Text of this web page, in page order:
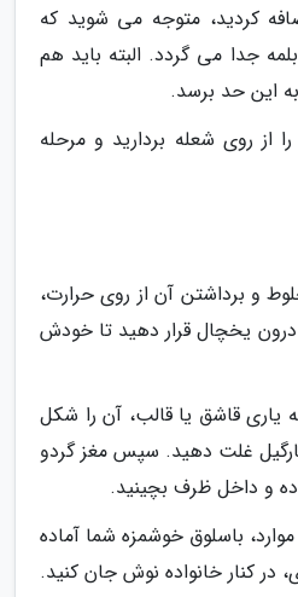
کردید، متوجه می شوید که
جدا می گردد. البته باید هم
این حد برسد.
روی شعله بردارید و مرحله
و برداشتن آن از روی حرارت،
را درون یخچال قرار دهید تا خودش
به یاری قاشق یا قالب، آن را شکل
غلت دهید. سپس مغز گردو
و داخل ظرف بچینید.
باسلوق خوشمزه شما آماده
در کنار خانواده نوش جان کنید.